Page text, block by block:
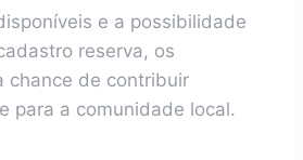
e a possibilidade
reserva, os
chance de contribuir
para a comunidade local.